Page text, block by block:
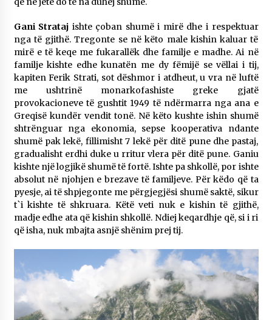
Gani Strataj ishte çoban shumë i mirë dhe i respektuar
nga të gjithë. Tregonte se në këto male kishin kaluar të
mirë e të keqe me fukarallëk dhe familje e madhe. Ai në
familje kishte edhe kunatën me dy fëmijë se vëllai i tij,
kapiten Ferik Strati, sot dëshmor i atdheut, u vra në luftë
me ushtrinë monarkofashiste greke gjatë
provokacioneve të gushtit 1949 të ndërmarra nga ana e
Greqisë kundër vendit tonë. Në këto kushte ishin shumë
shtrënguar nga ekonomia, sepse kooperativa ndante
shumë pak lekë, fillimisht 7 lekë për ditë pune dhe pastaj,
gradualisht erdhi duke u rritur vlera për ditë pune. Ganiu
kishte një logjikë shumë të fortë. Ishte pa shkollë, por ishte
absolut në njohjen e brezave të familjeve. Për këdo që ta
pyesje, ai të shpjegonte me përgjegjësi shumë saktë, sikur
t`i kishte të shkruara. Këtë veti nuk e kishin të gjithë,
madje edhe ata që kishin shkollë. Ndiej keqardhje që, si i ri
që isha, nuk mbajta asnjë shënim prej tij.